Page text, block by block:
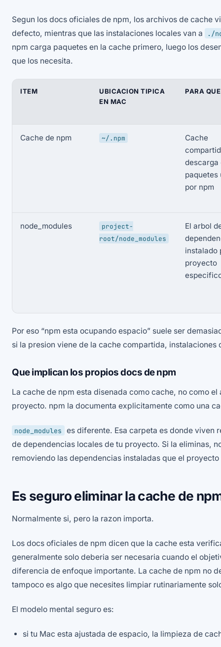
Segun los docs oficiales de npm, los archivos de cache
defecto, mientras que las instalaciones locales van a
./
npm carga paquetes en la cache primero, luego los
que los necesita.
ITEM
UBICACION TIPICA
EN MAC
PARA
Cache de npm ~/.npm
Cache
descarga
paquetes
por npm
node_modules
project-
root/node_modules
El arbol
instalado
proyecto
Por eso “npm esta ocupando espacio” suele ser
si la presion viene de la cache compartida,
Que implican los propios docs de npm
La cache de npm esta disenada como cache, no como
proyecto. npm la documenta explicitamente como una
node_modules
es diferente. Esa carpeta es donde viven
de dependencias locales de tu proyecto. Si la eliminas,
removiendo las dependencias instaladas que el
Es seguro eliminar la cache de
Normalmente si, pero la razon importa.
Los docs oficiales de npm dicen que la cache esta
generalmente solo deberia ser necesaria cuando el
diferencia de enfoque importante. La cache de npm no
tampoco es algo que necesites limpiar rutinariamente
El modelo mental seguro es:
si tu Mac esta ajustada de espacio, la limpieza de